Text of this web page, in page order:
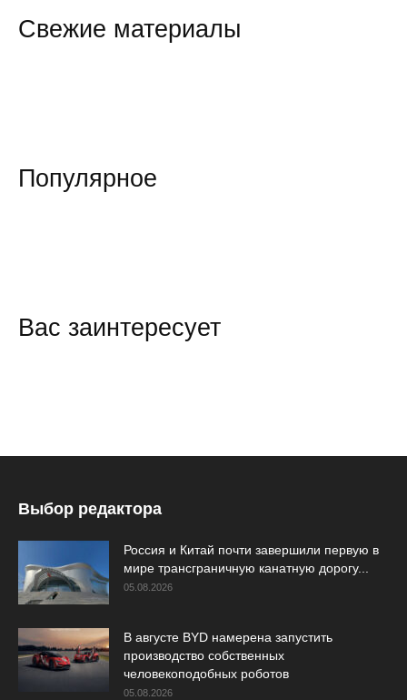
Свежие материалы
Популярное
Вас заинтересует
Выбор редактора
Россия и Китай почти завершили первую в
мире трансграничную канатную дорогу...
05.08.2026
В августе BYD намерена запустить
производство собственных
человекоподобных роботов
05.08.2026